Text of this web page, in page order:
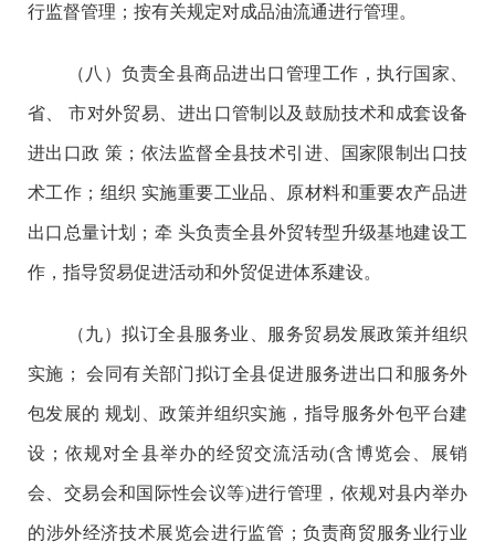
行监督管理；按有关规定对成品油流通进行管理。
（八）负责全县商品进出口管理工作，执行国家、
省、 市对外贸易、进出口管制以及鼓励技术和成套设备
进出口政 策；依法监督全县技术引进、国家限制出口技
术工作；组织 实施重要工业品、原材料和重要农产品进
出口总量计划；牵 头负责全县外贸转型升级基地建设工
作，指导贸易促进活动和外贸促进体系建设。
（九）拟订全县服务业、服务贸易发展政策并组织
实施； 会同有关部门拟订全县促进服务进出口和服务外
包发展的 规划、政策并组织实施，指导服务外包平台建
设；依规对全县举办的经贸交流活动(含博览会、展销
会、交易会和国际性会议等)进行管理，依规对县内举办
的涉外经济技术展览会进行监管；负责商贸服务业行业